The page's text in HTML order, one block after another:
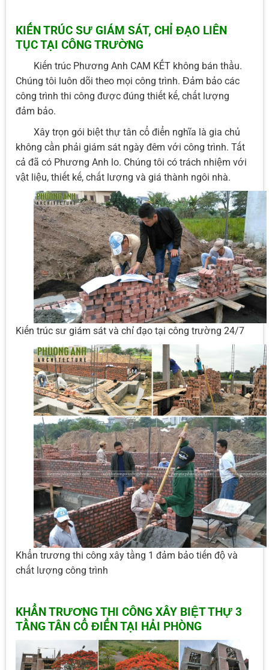
KIẾN TRÚC SƯ GIÁM SÁT, CHỈ ĐẠO LIÊN
TỤC TẠI CÔNG TRƯỜNG
Kiến trúc Phương Anh CAM KẾT không bán thầu.
Chúng tôi luôn dõi theo mọi công trình. Đảm bảo các
công trình thi công được đúng thiết kế, chất lượng
đảm bảo.
Xây trọn gói biệt thự tân cổ điển nghĩa là gia chủ
không cần phải giám sát ngày đêm với công trình. Tất
cả đã có Phương Anh lo. Chúng tôi có trách nhiệm với
vật liệu, thiết kế, chất lượng và giá thành ngôi nhà.
Kiến trúc sư giám sát và chỉ đạo tại công trường 24/7
Khẩn trương thi công xây tầng 1 đảm bảo tiến độ và
chất lượng công trình
KHẨN TRƯƠNG THI CÔNG XÂY BIỆT THỰ 3
TẦNG TÂN CỔ ĐIỂN TẠI HẢI PHÒNG